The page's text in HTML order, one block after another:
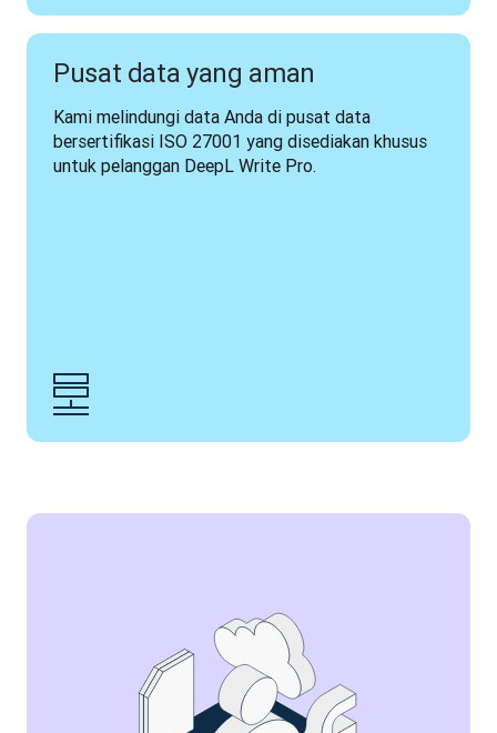
Pusat data yang aman
Kami melindungi data Anda di pusat data
bersertifikasi ISO 27001 yang disediakan khusus
untuk pelanggan DeepL Write Pro.